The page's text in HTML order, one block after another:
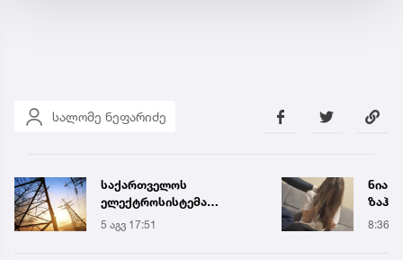
სალომე ნეფარიძე
საქართველოს
ელექტროსისტემა
სპეციალურ განცხადებას
ავრცელებს
5 აგვ 17:51
ნია
8:36